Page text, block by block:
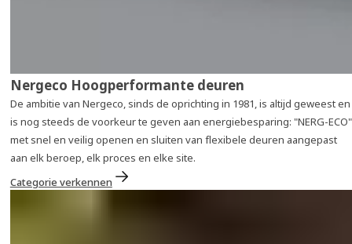
Nergeco Hoogperformante deuren
De ambitie van Nergeco, sinds de oprichting in 1981, is altijd geweest en
is nog steeds de voorkeur te geven aan energiebesparing: "NERG-ECO"
met snel en veilig openen en sluiten van flexibele deuren aangepast
aan elk beroep, elk proces en elke site.
Categorie verkennen